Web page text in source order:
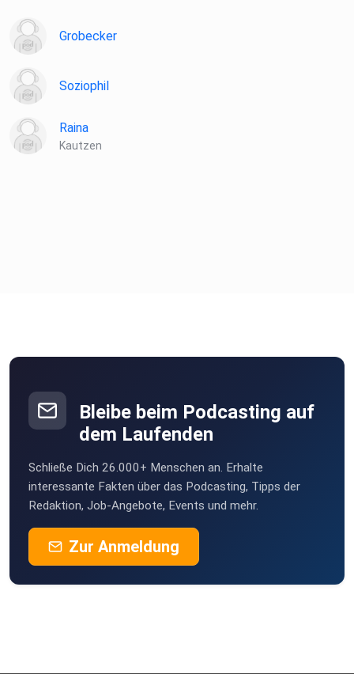
Grobecker
Soziophil
Raina
Kautzen
Bleibe beim Podcasting auf
dem Laufenden
Schließe Dich 26.000+ Menschen an. Erhalte
interessante Fakten über das Podcasting, Tipps der
Redaktion, Job-Angebote, Events und mehr.
Zur Anmeldung